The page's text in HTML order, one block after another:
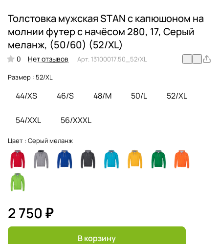
Толстовка мужская STAN с капюшоном на
молнии футер с начёсом 280, 17, Серый
меланж, (50/60) (52/XL)
0 Нет отзывов Арт. 13100017.50_52/XL
Размер : 52/XL
44/XS 46/S 48/M 50/L 52/XL
54/XXL 56/XXXL
Цвет : Серый меланж
2 750 ₽
В корзину